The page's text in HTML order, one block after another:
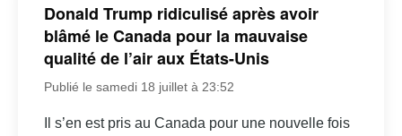
Donald Trump ridiculisé après avoir
blâmé le Canada pour la mauvaise
qualité de l’air aux États-Unis
Publié le samedi 18 juillet à 23:52
Il s’en est pris au Canada pour une nouvelle fois